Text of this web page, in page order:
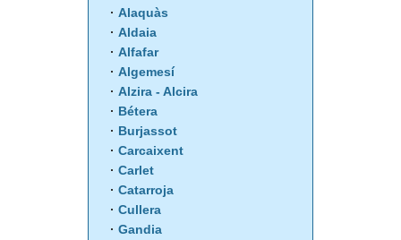
Alaquàs
Aldaia
Alfafar
Algemesí
Alzira - Alcira
Bétera
Burjassot
Carcaixent
Carlet
Catarroja
Cullera
Gandia